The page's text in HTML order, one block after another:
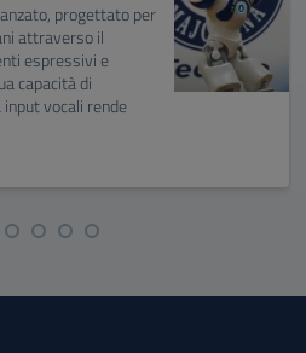
progettato per
attraverso il
espressivi e
capacità di
vocali rende